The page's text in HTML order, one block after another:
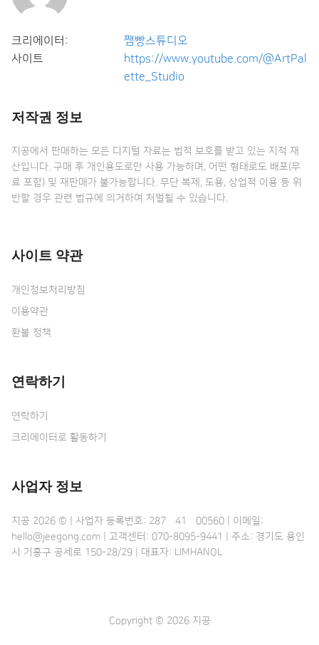
크리에이터:
쨈빵스튜디오
사이트
https://www.youtube.com/@ArtPal
ette_Studio
저작권 정보
지공에서 판매하는 모든 디지털 자료는 법적 보호를 받고 있는 지적 재
산입니다. 구매 후 개인용도로만 사용 가능하며, 어떤 형태로도 배포(무
료 포함) 및 재판매가 불가능합니다. 무단 복제, 도용, 상업적 이용 등 위
반할 경우 관련 법규에 의거하여 처벌될 수 있습니다.
사이트 약관
개인정보처리방침
이용약관
환불 정책
연락하기
연락하기
크리에이터로 활동하기
사업자 정보
지공 2026 © | 사업자 등록번호: 287•41•00560 | 이메일:
hello@jeegong.com | 고객센터: 070-8095-9441 | 주소: 경기도 용인
시 기흥구 공세로 150-28/29 | 대표자: LIMHANOL
Copyright © 2026 지공